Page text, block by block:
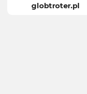
globtroter.pl